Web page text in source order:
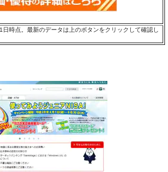
時点。最新のデータは上のボタンをクリックして確認し